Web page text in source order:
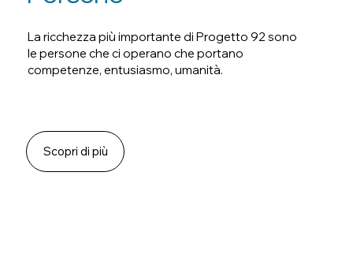
La ricchezza più importante di Progetto 92 sono
le persone che ci operano che portano
competenze, entusiasmo, umanità.
Scopri di più